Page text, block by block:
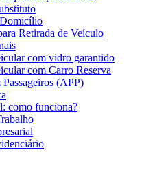
Retirada de Veículo
com vidro garantido
com Carro Reserva
Passageiros (APP)
como funciona?